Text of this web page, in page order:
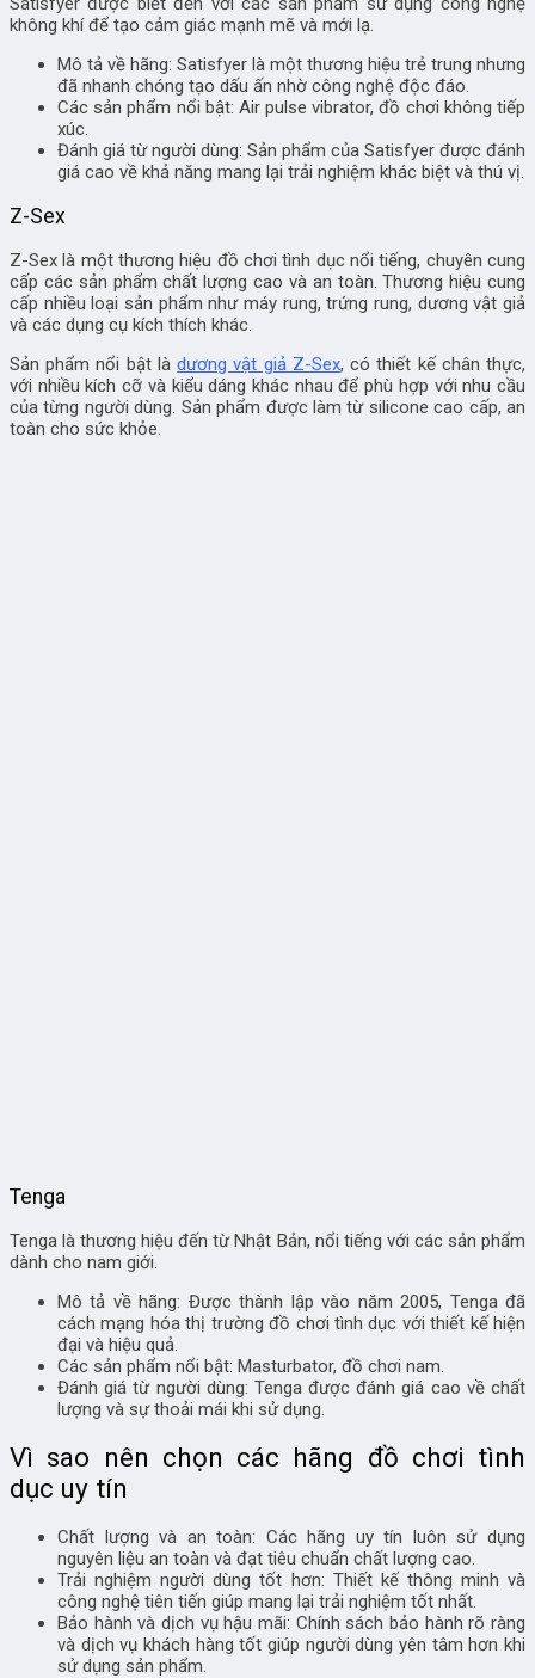
không khí để tạo cảm giác mạnh mẽ và mới lạ.
Mô tả về hãng: Satisfyer là một thương hiệu trẻ trung nhưng
đã nhanh chóng tạo dấu ấn nhờ công nghệ độc đáo.
Các sản phẩm nổi bật: Air pulse vibrator, đồ chơi không tiếp
xúc.
Đánh giá từ người dùng: Sản phẩm của Satisfyer được đánh
giá cao về khả năng mang lại trải nghiệm khác biệt và thú vị.
Z-Sex
Z-Sex là một thương hiệu đồ chơi tình dục nổi tiếng, chuyên cung
cấp các sản phẩm chất lượng cao và an toàn. Thương hiệu cung
cấp nhiều loại sản phẩm như máy rung, trứng rung, dương vật giả
và các dụng cụ kích thích khác.
Sản phẩm nổi bật làdương vật giả Z-Sex, có thiết kế chân thực,
với nhiều kích cỡ và kiểu dáng khác nhau để phù hợp với nhu cầu
của từng người dùng. Sản phẩm được làm từ silicone cao cấp, an
toàn cho sức khỏe.
Tenga
Tenga là thương hiệu đến từ Nhật Bản, nổi tiếng với các sản phẩm
dành cho nam giới.
Mô tả về hãng: Được thành lập vào năm 2005, Tenga đã
cách mạng hóa thị trường đồ chơi tình dục với thiết kế hiện
đại và hiệu quả.
Các sản phẩm nổi bật: Masturbator, đồ chơi nam.
Đánh giá từ người dùng: Tenga được đánh giá cao về chất
lượng và sự thoải mái khi sử dụng.
Vì sao nên chọn các hãng đồ chơi tình
dục uy tín
Chất lượng và an toàn: Các hãng uy tín luôn sử dụng
nguyên liệu an toàn và đạt tiêu chuẩn chất lượng cao.
Trải nghiệm người dùng tốt hơn: Thiết kế thông minh và
công nghệ tiên tiến giúp mang lại trải nghiệm tốt nhất.
Bảo hành và dịch vụ hậu mãi: Chính sách bảo hành rõ ràng
và dịch vụ khách hàng tốt giúp người dùng yên tâm hơn khi
sử dụng sản phẩm.